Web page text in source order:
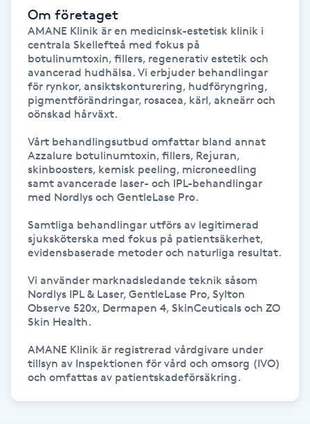
Hudvård
Hyaluronsyra
Hyperhidros
Hårborttagning
Hårbottenbehandling
Hårförlängning
Hårvård
Hälsa
Hälsprickor
Om företaget
AMANE Klinik är en medicinsk-estetisk klinik i
centrala Skellefteå med fokus på
botulinumtoxin, fillers, regenerativ estetik och
avancerad hudhälsa. Vi erbjuder behandlingar
för rynkor, ansiktskonturering, hudföryngring,
pigmentförändringar, rosacea, kärl, akneärr och
oönskad hårväxt.
Vårt behandlingsutbud omfattar bland annat
Azzalure botulinumtoxin, fillers, Rejuran,
skinboosters, kemisk peeling, microneedling
samt avancerade laser- och IPL-behandlingar
med Nordlys och GentleLase Pro.
Samtliga behandlingar utförs av legitimerad
sjuksköterska med fokus på patientsäkerhet,
evidensbaserade metoder och naturliga resultat.
Vi använder marknadsledande teknik såsom
Nordlys IPL & Laser, GentleLase Pro, Sylton
Observe 520x, Dermapen 4, SkinCeuticals och ZO
Skin Health.
AMANE Klinik är registrerad vårdgivare under
tillsyn av Inspektionen för vård och omsorg (IVO)
och omfattas av patientskadeförsäkring.